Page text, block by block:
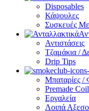
Disposables
Κάψουλες
Συσκευές
Αντιστάσεις
Τζαμάκια /
Drip Tips
Μπαταρίες /
Premade
Εργαλεία
Λοιπά